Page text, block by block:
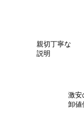
親切丁寧な
説明
激安
卸値